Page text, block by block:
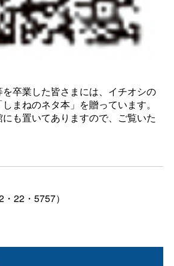
卒業した皆さまには、イチオシの
まねのネタ本」を贈っています。
も置いてありますので、ご覧いた
22・5757）